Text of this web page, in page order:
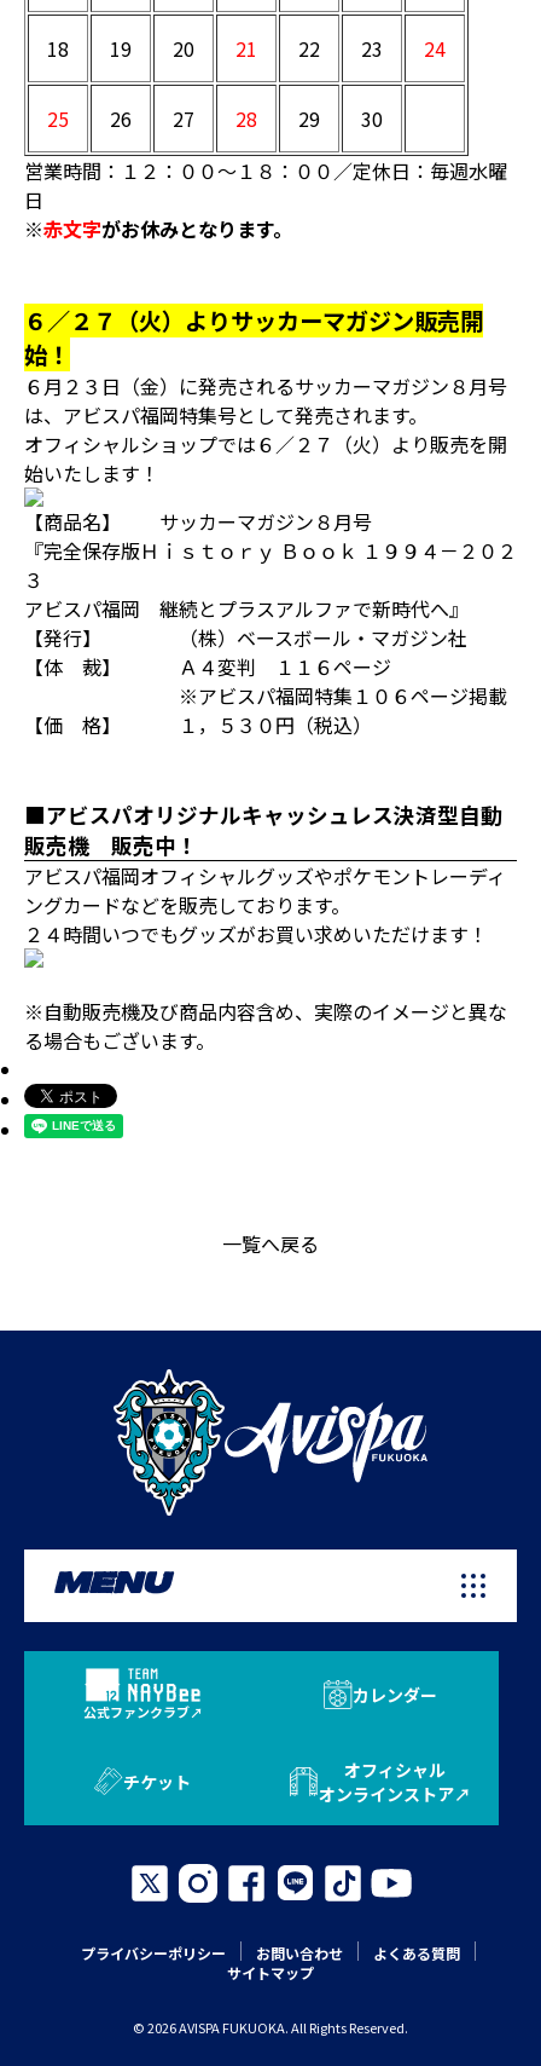
18 19 20 21 22 23 24
25 26 27 28 29
30
営業時間：１２：００～１８：００／定休日：毎週水曜
日
※赤文字がお休みとなります。
６／２７（火）よりサッカーマガジン販売開
始！
６月２３日（金）に発売されるサッカーマガジン８月号
は、アビスパ福岡特集号として発売されます。
オフィシャルショップでは６／２７（火）より販売を開
始いたします！
【商品名】 サッカーマガジン８月号
『完全保存版Ｈｉｓｔｏｒｙ Ｂｏｏｋ １９９４－２０２
３
アビスパ福岡 継続とプラスアルファで新時代へ』
【発行】 （株）ベースボール・マガジン社
【体 裁】 Ａ４変判 １１６ページ
※アビスパ福岡特集１０６ページ掲載
【価 格】 １，５３０円（税込）
■アビスパオリジナルキャッシュレス決済型自動
販売機 販売中！
アビスパ福岡オフィシャルグッズやポケモントレーディ
ングカードなどを販売しております。
２４時間いつでもグッズがお買い求めいただけます！
※自動販売機及び商品内容含め、実際のイメージと異な
る場合もございます。
一覧へ戻る
MENU
公式ファンクラブ
カレンダー
チケット
オフィシャル
オンラインストア
プライバシーポリシー お問い合わせ
よくある質問
サイトマップ
© 2026 AVISPA FUKUOKA. All Rights Reserved.